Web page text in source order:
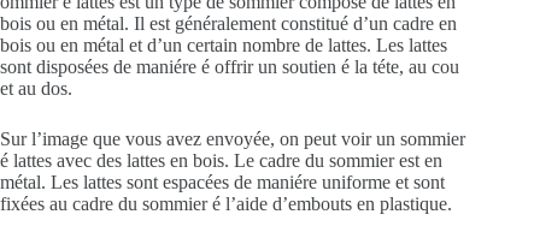
bois ou en métal. Il est généralement constitué d’un cadre en
bois ou en métal et d’un certain nombre de lattes. Les lattes
sont disposées de maniére é offrir un soutien é la téte, au cou
et au dos.
Sur l’image que vous avez envoyée, on peut voir un sommier
é lattes avec des lattes en bois. Le cadre du sommier est en
métal. Les lattes sont espacées de maniére uniforme et sont
fixées au cadre du sommier é l’aide d’embouts en plastique.